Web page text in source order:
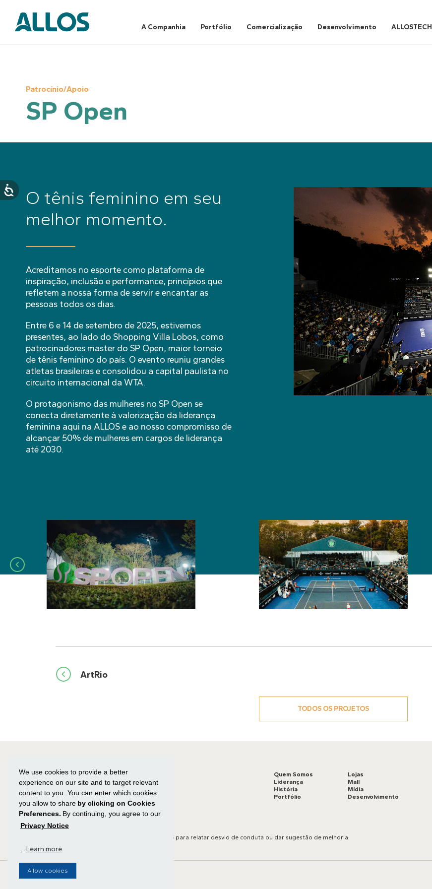
We use cookies to provide a better
experience on our site and to target relevant
content to you. You can enter which cookies
you allow to share by clicking on Cookies
Preferences. By continuing, you agree to our
Privacy Notice
. Learn more
Allow cookies
content
A Companhia Portfólio Comercialização Desenvolvimento ALLOSTECH
Patrocínio/Apoio
SP Open
O tênis feminino em seu
melhor momento.
Acreditamos no esporte como plataforma de
inspiração, inclusão e performance, princípios que
refletem a nossa forma de servir e encantar as
pessoas todos os dias.
Entre 6 e 14 de setembro de 2025, estivemos
presentes, ao lado do Shopping Villa Lobos, como
patrocinadores master do SP Open, maior torneio
de tênis feminino do país. O evento reuniu grandes
atletas brasileiras e consolidou a capital paulista no
circuito internacional da WTA.
O protagonismo das mulheres no SP Open se
conecta diretamente à valorização da liderança
feminina aqui na ALLOS e ao nosso compromisso de
alcançar 50% de mulheres em cargos de liderança
até 2030.
Navegação
ArtRio
TODOS OS PROJETOS
Quem Somos
Liderança
História
Portfólio
Lojas
Mall
Mídia
Desenvolvimento
0800 591 8825 para relatar desvio de conduta ou dar sugestão de melhoria.
Todos os direitos reservados